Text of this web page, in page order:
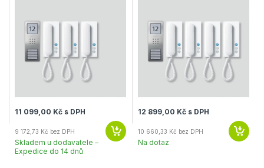
11 099,00 Kč s DPH
9 172,73 Kč bez DPH
Skladem u dodavatele –
Expedice do 14 dnů
12 899,00 Kč s DPH
10 660,33 Kč bez DPH
Na dotaz